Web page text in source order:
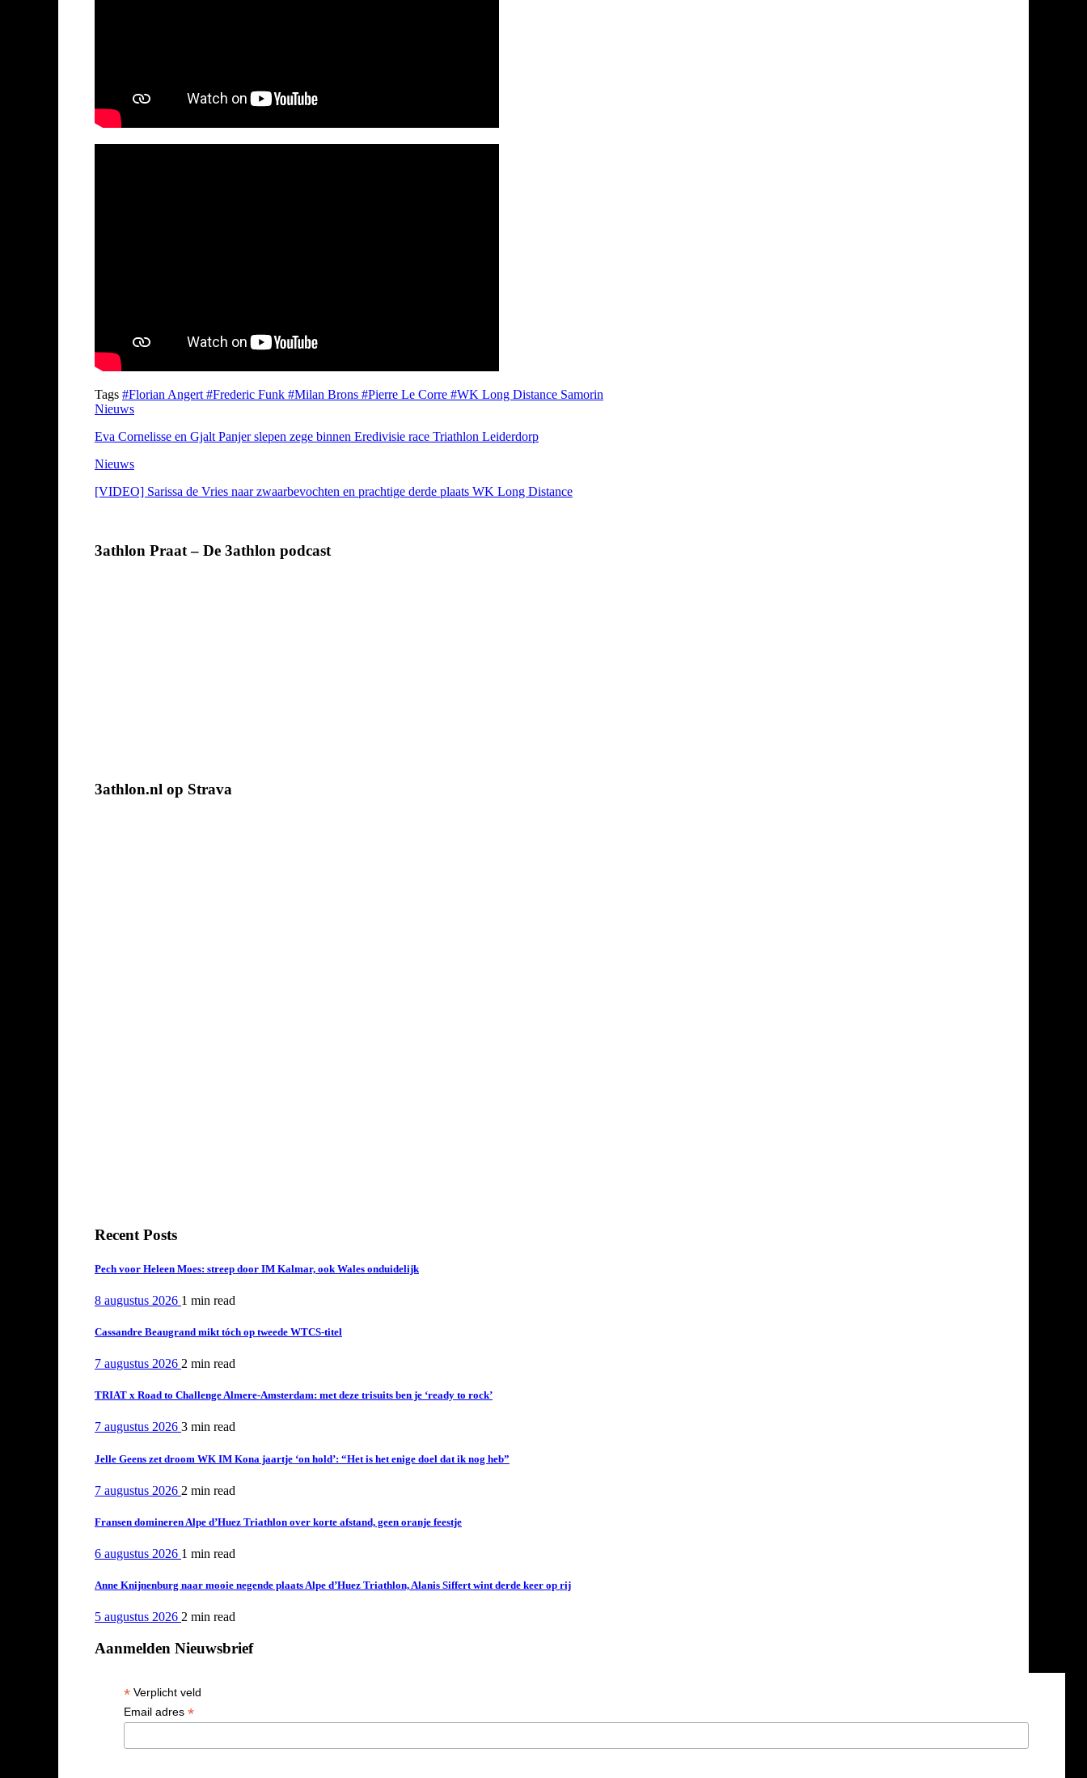
Tags #Florian Angert #Frederic Funk #Milan Brons #Pierre Le Corre #WK Long Distance Samorin
Nieuws
Eva Cornelisse en Gjalt Panjer slepen zege binnen Eredivisie race Triathlon Leiderdorp
Nieuws
[VIDEO] Sarissa de Vries naar zwaarbevochten en prachtige derde plaats WK Long Distance
3athlon Praat – De 3athlon podcast
3athlon.nl op Strava
Recent Posts
Pech voor Heleen Moes: streep door IM Kalmar, ook Wales onduidelijk
8 augustus 2026 1 min read
Cassandre Beaugrand mikt tóch op tweede WTCS-titel
7 augustus 2026 2 min read
TRIAT x Road to Challenge Almere-Amsterdam: met deze trisuits ben je ‘ready to rock’
7 augustus 2026 3 min read
Jelle Geens zet droom WK IM Kona jaartje ‘on hold’: “Het is het enige doel dat ik nog heb”
7 augustus 2026 2 min read
Fransen domineren Alpe d’Huez Triathlon over korte afstand, geen oranje feestje
6 augustus 2026 1 min read
Anne Knijnenburg naar mooie negende plaats Alpe d’Huez Triathlon, Alanis Siffert wint derde keer op rij
5 augustus 2026 2 min read
Aanmelden Nieuwsbrief
* Verplicht veld
Email adres *